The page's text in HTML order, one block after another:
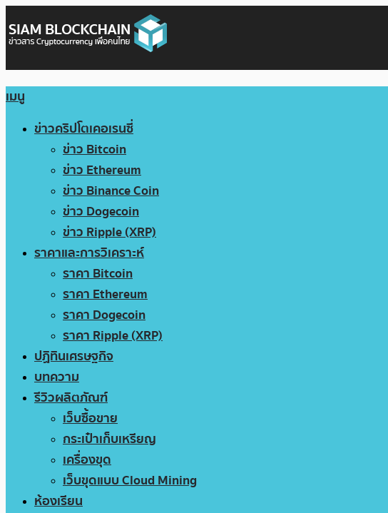
เมนู
ข่าวคริปโตเคอเรนซี่
ข่าว Bitcoin
ข่าว Ethereum
ข่าว Binance Coin
ข่าว Dogecoin
ข่าว Ripple (XRP)
ราคาและการวิเคราะห์
ราคา Bitcoin
ราคา Ethereum
ราคา Dogecoin
ราคา Ripple (XRP)
ปฏิทินเศรษฐกิจ
บทความ
รีวิวผลิตภัณฑ์
เว็บซื้อขาย
กระเป๋าเก็บเหรียญ
เครื่องขุด
เว็บขุดแบบ Cloud Mining
ห้องเรียน